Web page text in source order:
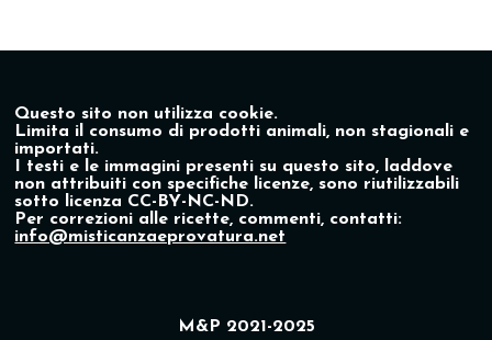
Questo sito non utilizza cookie.
Limita il consumo di prodotti animali, non stagionali e
importati.
I testi e le immagini presenti su questo sito, laddove
non attribuiti con specifiche licenze, sono riutilizzabili
sotto licenza CC-BY-NC-ND.
Per correzioni alle ricette, commenti, contatti:
info@misticanzaeprovatura.net
M&P 2021-2025